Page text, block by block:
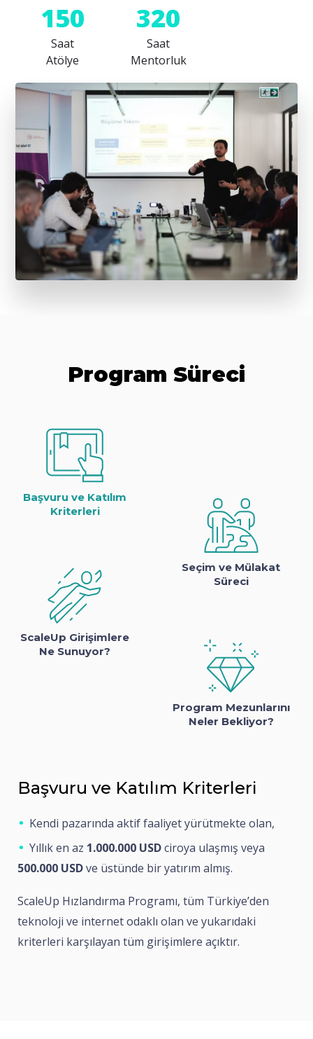
150
Saat
Atölye
320
Saat
Mentorluk
Program Süreci
Başvuru ve Katılım
Kriterleri
Seçim ve Mülakat
Süreci
ScaleUp Girişimlere
Ne Sunuyor?
Program Mezunlarını
Neler Bekliyor?
Başvuru ve Katılım Kriterleri
Kendi pazarında aktif faaliyet yürütmekte olan,
Yıllık en az 1.000.000 USDciroya ulaşmış veya
500.000 USDve üstünde bir yatırım almış.
ScaleUp Hızlandırma Programı, tüm Türkiye’den
teknoloji ve internet odaklı olan ve yukarıdaki
kriterleri karşılayan tüm girişimlere açıktır.